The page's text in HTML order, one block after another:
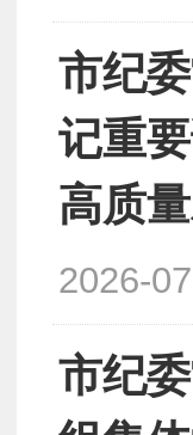
市纪
记重
高质
2026-
市纪